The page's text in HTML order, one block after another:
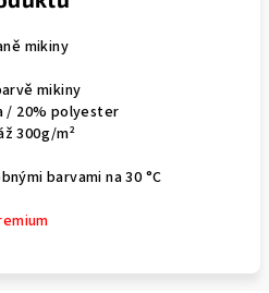
mikiny
mikiny
/ 20% polyester
300g/m²
barvami na 30 °C